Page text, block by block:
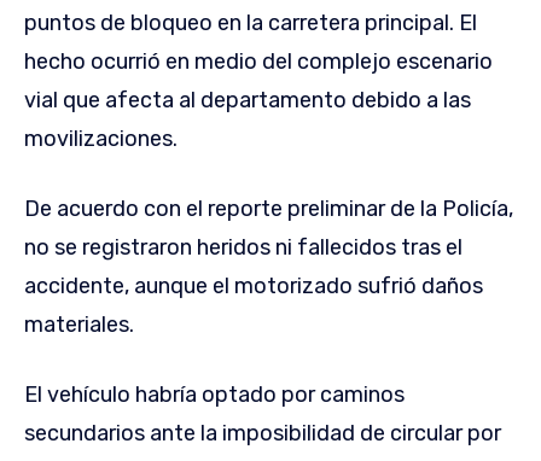
puntos de bloqueo en la carretera principal. El
hecho ocurrió en medio del complejo escenario
vial que afecta al departamento debido a las
movilizaciones.
De acuerdo con el reporte preliminar de la Policía,
no se registraron heridos ni fallecidos tras el
accidente, aunque el motorizado sufrió daños
materiales.
El vehículo habría optado por caminos
secundarios ante la imposibilidad de circular por